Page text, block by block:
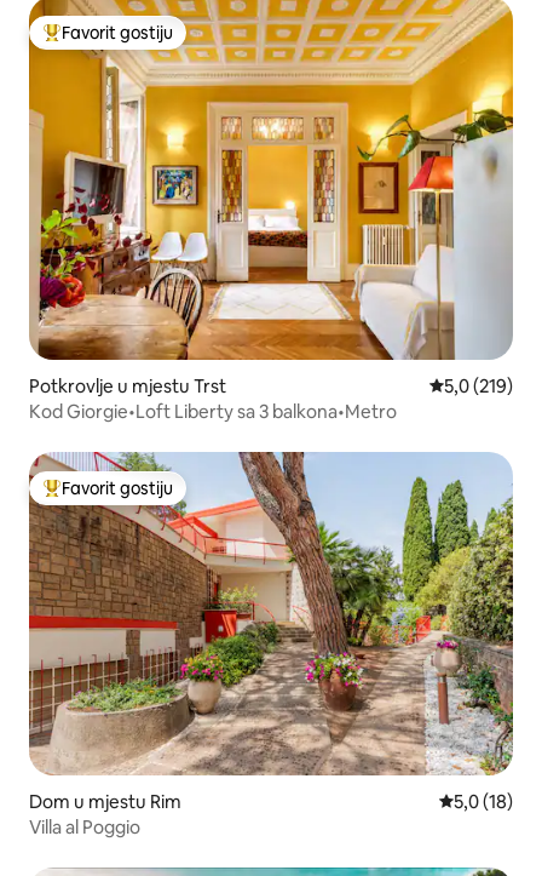
Glavni favorit gostiju
Favorit gostiju
Potkrovlje u mjestu Trst Prosječna
5,0 (219)
Kod Giorgie•Loft Liberty sa 3 balkona•Metro
Glavni favorit gostiju
Favorit gostiju
Dom u mjestu Rim Prosječna
5,0 (18)
Villa al Poggio